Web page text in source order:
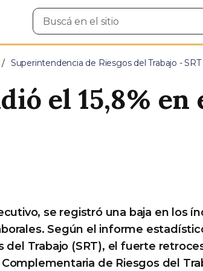
Buscar
en
Superintendencia de Riesgos del Trabajo - SRT
el 15,8%
se registró una baja en los
Según el informe
del Trabajo (SRT), el fuerte
de Riesgos del